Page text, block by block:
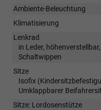
Ambiente-Beleuchtung
Klimatisierung
Lenkrad
in Leder,
Schaltwippen
Sitze
Isofix
Umklappbarer
Sitze: Lordosenstütze